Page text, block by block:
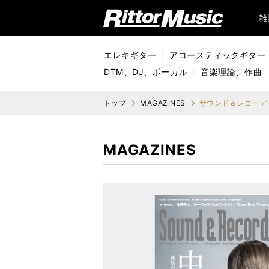
リットーミュージック (Rittor Music)
エレキギター
アコースティックギター
DTM、DJ、ボーカル
音楽理論、作曲
トップ MAGAZINES サウンド＆レコー
MAGAZINES